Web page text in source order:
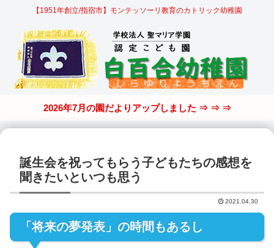
【1951年創立/指宿市】モンテッソーリ教育のカトリック幼稚園
2026年7月の園だよりアップしました ⇒ ⇒ ⇒
誕生会を祝ってもらう子どもたちの感想を
聞きたいといつも思う
2021.04.30
「将来の夢発表」の時間もあるし